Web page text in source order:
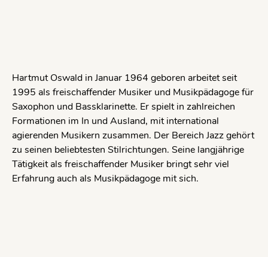
Hartmut Oswald in Januar 1964 geboren arbeitet seit
1995 als freischaffender Musiker und Musikpädagoge für
Saxophon und Bassklarinette. Er spielt in zahlreichen
Formationen im In und Ausland, mit international
agierenden Musikern zusammen. Der Bereich Jazz gehört
zu seinen beliebtesten Stilrichtungen. Seine langjährige
Tätigkeit als freischaffender Musiker bringt sehr viel
Erfahrung auch als Musikpädagoge mit sich.